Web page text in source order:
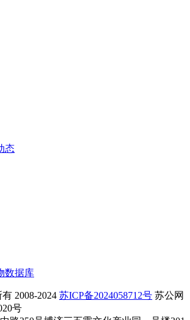
态
数据库
2008-2024 苏ICP备2024058712号 苏公网
号